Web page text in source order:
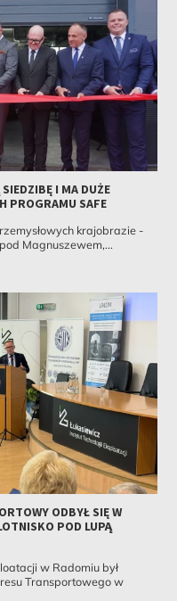
I MA DUŻE
PROGRAMU SAFE
krajobrazie -
Magnuszewem,...
ODBYŁ SIĘ W
POD LUPĄ
w Radomiu był
Transportowego w